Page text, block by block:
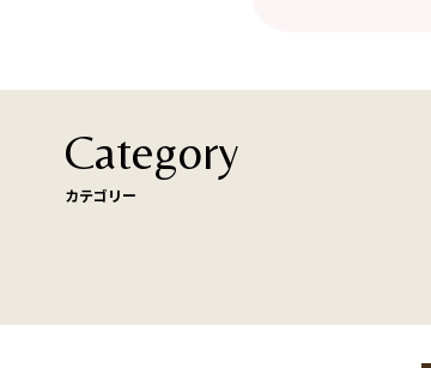
Category
カテゴリー